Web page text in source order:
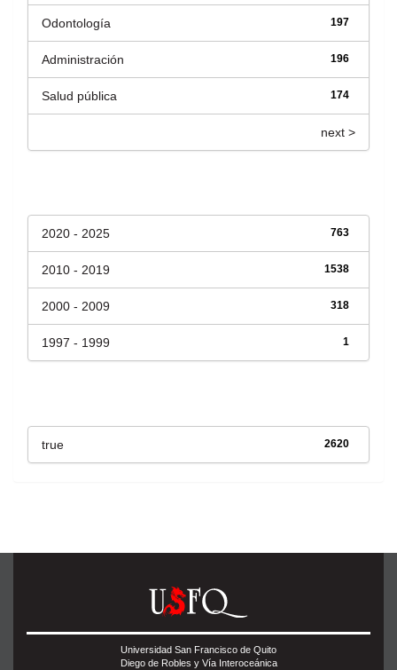
197
Odontología
196
Administración
174
Salud pública
next >
763
2020 - 2025
1538
2010 - 2019
318
2000 - 2009
1
1997 - 1999
2620
true
Universidad San Francisco de Quito
Diego de Robles y Vía Interoceánica